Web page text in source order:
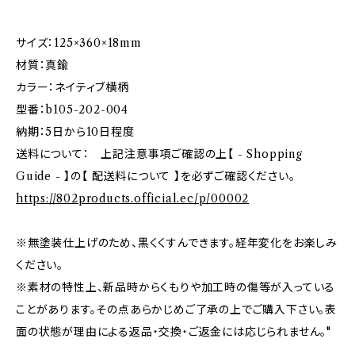
サイズ：125×360×18mm
材質：真鍮
カラー：ネイティブ横柄
型番：b105-202-004
納期：5日から10日程度
送料について： 上記注意事項ご確認の上【 - Shopping
Guide - 】の【 配送料について 】を必ずご確認ください。
https://802products.official.ec/p/00002
※無塗装仕上げのため、黒くくすんできます。経年変化をお楽しみ
ください。
※素材の特性上、新品時からくもりや加工時の傷等が入っている
ことがあります。その点あらかじめご了承の上でご購入下さい。表
面の状態が理由による返品・交換・ご返金には応じられません。"